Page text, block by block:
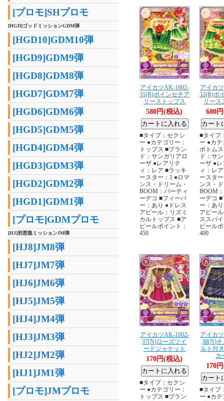
[プロモ]SHプロモ
[HGD]ゴッドミッションGDM弾
[HGD10]GDM10弾
[HGD9]GDM9弾
[HGD8]GDM8弾
[HGD7]GDM7弾
[HGD6]GDM6弾
[HGD5]GDM5弾
[HGD4]GDM4弾
[HGD3]GDM3弾
[HGD2]GDM2弾
[HGD1]GDM1弾
[プロモ]GDMプロモ
[HJ]邪悪龍ミッションJM弾
[HJ8]JM8弾
[HJ7]JM7弾
[HJ6]JM6弾
[HJ5]JM5弾
[HJ4]JM4弾
[HJ3]JM3弾
[HJ2]JM2弾
[HJ1]JM1弾
[プロモ]JMプロモ
アイカツAK-1602-
31(R)ポインセチア
リーストップス
580円(税込)
■タイプ：セクシ
ー ●カテゴリー：
トップス ■ブラン
ド：サンガリアロ
ーザ ●レアリテ
ィ：レア ■ラッキ
ースター：1 ●ロマ
ンス・ドリーム・
BOOM：パーティ
ーデコ ■フィーバ
ー：あり ●ドレス
アピール：リズミ
カルトップス ■ア
ピールポイント：
450
アイカ
32(R)ポ
リース
680
■タイプ
ー ●カ
ボトム
ド：サ
ーザ ●
ィ：レ
ースタ
ンス・
BOOM
ーデコ
ー：あ
アピー
ススパ
ピール
400
アイカツAK-1602-
37(N)ローズツイ
ードジャケット
170円(税込)
■タイプ：セクシ
ー ●カテゴリー：
トップス ■ブラン
アイカ
38(N)
ルト付
カ
170
■タイプ
ー ●カ